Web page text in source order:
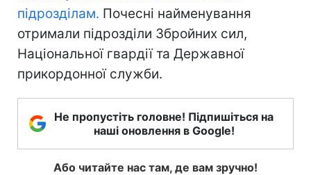
підрозділам. Почесні найменування
отримали підрозділи Збройних сил,
Національної гвардії та Державної
прикордонної служби.
Не пропустіть головне! Підпишіться на
наші оновлення в Google!
Або читайте нас там, де вам зручно!